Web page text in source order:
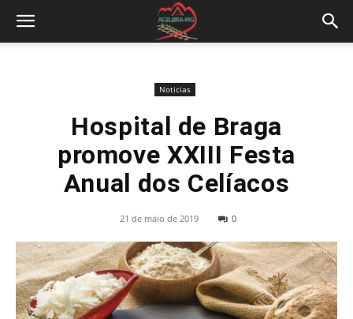
Noticias
Hospital de Braga
promove XXIII Festa
Anual dos Celíacos
21 de maio de 2019 0